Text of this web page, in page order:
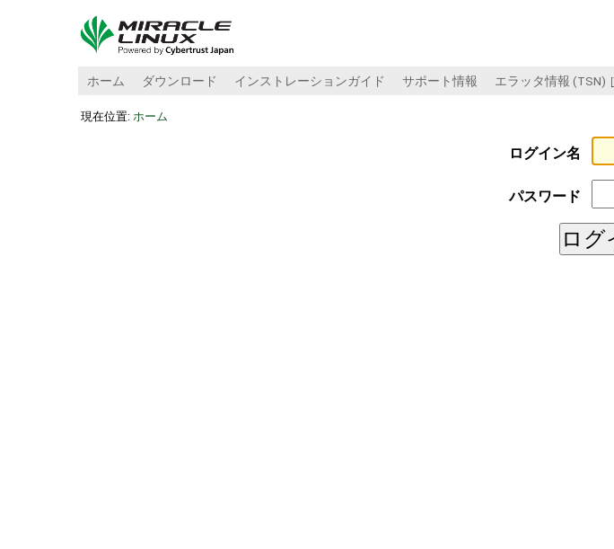
ホーム ダウンロード インストレーションガイド サポート情報 エラッタ情報 (TSN)
現在位置: ホーム
ログイン名
パスワード